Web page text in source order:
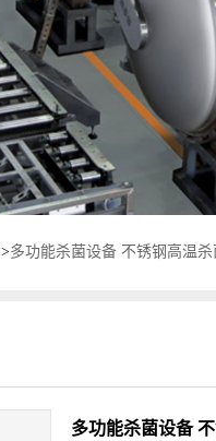
>多功能杀菌设备 不锈钢高温
多功能杀菌设备